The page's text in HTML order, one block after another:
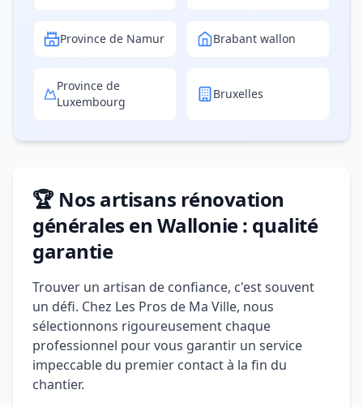
Province de Namur Brabant wallon
Province de
Luxembourg
Bruxelles
🏆 Nos artisans rénovation
générales en Wallonie : qualité
garantie
Trouver un artisan de confiance, c'est souvent
un défi. Chez Les Pros de Ma Ville, nous
sélectionnons rigoureusement chaque
professionnel pour vous garantir un service
impeccable du premier contact à la fin du
chantier.